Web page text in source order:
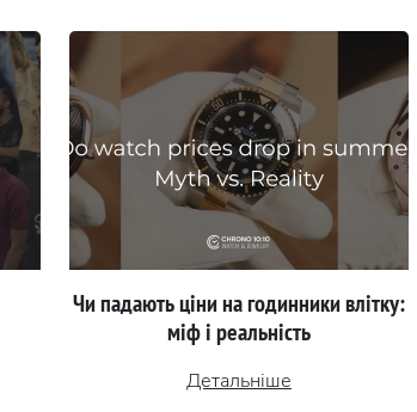
Чи падають ціни на годинники влітку:
міф і реальність
Детальніше